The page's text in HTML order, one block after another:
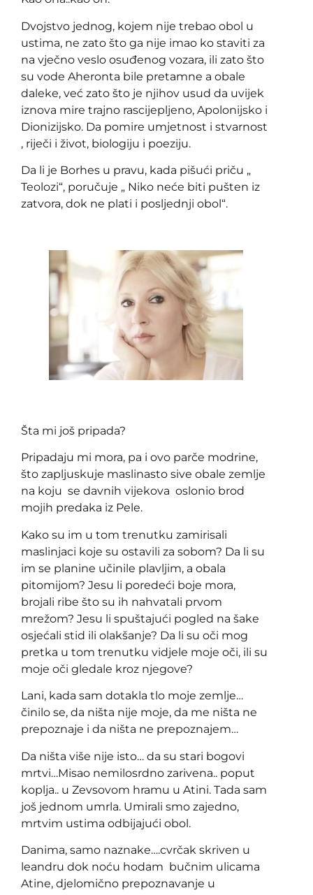
Dvojstvo jednog, kojem nije trebao obol u
ustima, ne zato što ga nije imao ko staviti za
na vječno veslo osuđenog vozara, ili zato što
su vode Aheronta bile pretamne a obale
daleke, već zato što je njihov usud da uvijek
iznova mire trajno rascijepljeno, Apolonijsko i
Dionizijsko. Da pomire umjetnost i stvarnost
, riječi i život, biologiju i poeziju.
Da li je Borhes u pravu, kada pišući priču „
Teolozi“, poručuje „ Niko neće biti pušten iz
zatvora, dok ne plati i posljednji obol“.
Šta mi još pripada?
Pripadaju mi mora, pa i ovo parče modrine,
što zapljuskuje maslinasto sive obale zemlje
na koju se davnih vijekova oslonio brod
mojih predaka iz Pele.
Kako su im u tom trenutku zamirisali
maslinjaci koje su ostavili za sobom? Da li su
im se planine učinile plavljim, a obala
pitomijom? Jesu li poredeći boje mora,
brojali ribe što su ih nahvatali prvom
mrežom? Jesu li spuštajući pogled na šake
osjećali stid ili olakšanje? Da li su oči mog
pretka u tom trenutku vidjele moje oči, ili su
moje oči gledale kroz njegove?
Lani, kada sam dotakla tlo moje zemlje…
činilo se, da ništa nije moje, da me ništa ne
prepoznaje i da ništa ne prepoznajem…
Da ništa više nije isto… da su stari bogovi
mrtvi…Misao nemilosrdno zarivena.. poput
koplja.. u Zevsovom hramu u Atini. Tada sam
još jednom umrla. Umirali smo zajedno,
mrtvim ustima odbijajući obol.
Danima, samo naznake….cvrčak skriven u
leandru dok noću hodam bučnim ulicama
Atine, djelomično prepoznavanje u